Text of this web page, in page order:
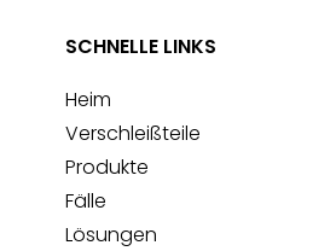
SCHNELLE LINKS
Heim
Verschleißteile
Produkte
Fälle
Lösungen